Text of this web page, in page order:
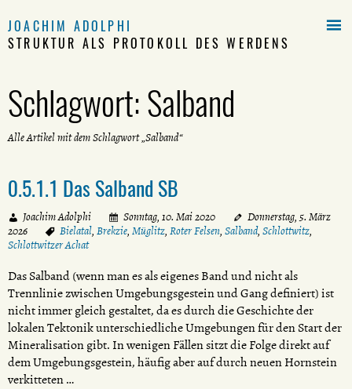
JOACHIM ADOLPHI
STRUKTUR ALS PROTOKOLL DES WERDENS
Schlagwort:Salband
Alle Artikel mit dem Schlagwort „Salband“
0.5.1.1 Das Salband SB
Joachim Adolphi Sonntag, 10. Mai 2020
Donnerstag, 5. März
2026
Bielatal, Brekzie, Müglitz, Roter Felsen, Salband, Schlottwitz,
Schlottwitzer Achat
Das Salband (wenn man es als eigenes Band und nicht als
Trennlinie zwischen Umgebungsgestein und Gang definiert) ist
nicht immer gleich gestaltet, da es durch die Geschichte der
lokalen Tektonik unterschiedliche Umgebungen für den Start der
Mineralisation gibt. In wenigen Fällen sitzt die Folge direkt auf
dem Umgebungsgestein, häufig aber auf durch neuen Hornstein
verkitteten …
